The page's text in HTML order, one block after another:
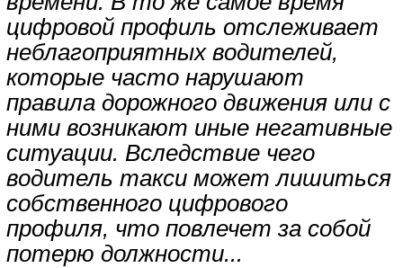
цифровой профиль отслеживает
неблагоприятных водителей,
которые часто нарушают
правила дорожного движения или с
ними возникают иные негативные
ситуации. Вследствие чего
водитель такси может лишиться
собственного цифрового
профиля, что повлечет за собой
потерю должности...